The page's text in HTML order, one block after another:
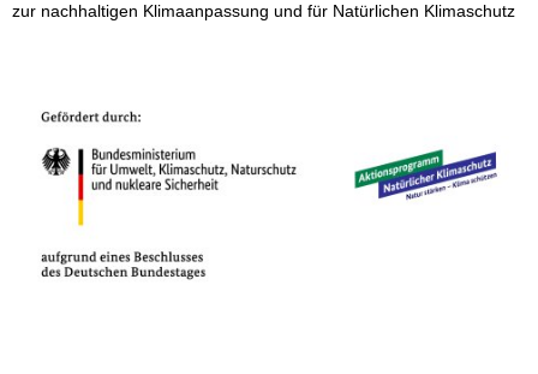
zur nachhaltigen Klimaanpassung und für Natürlichen Klimaschutz